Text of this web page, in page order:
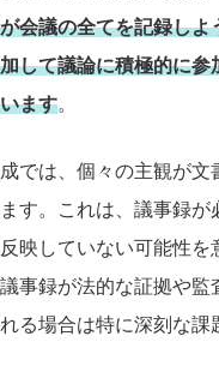
会議の全てを記録しよ
して議論に積極的に参
ます。
では、個々の主観が文
す。これは、議事録が
映していない可能性を
事録が法的な証拠や監
る場合は特に深刻な課